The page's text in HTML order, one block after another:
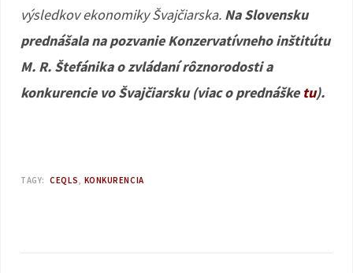
výsledkov ekonomiky Švajčiarska. Na Slovensku
prednášala na pozvanie Konzervatívneho inštitútu
M. R. Štefánika o zvládaní rôznorodosti a
konkurencie vo Švajčiarsku (viac o prednáške tu).
TAGY: CEQLS KONKURENCIA